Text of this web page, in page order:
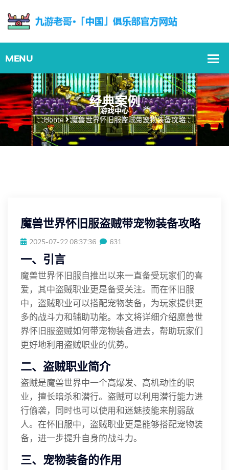
经典案例
Home 魔兽世界怀旧服盗贼带宠物装备攻略
魔兽世界怀旧服盗贼带宠物装备攻略
2025-07-22 08:37:36 631
一、引言
魔兽世界怀旧服自推出以来一直备受玩家们的喜
爱，其中盗贼职业更是备受关注。而在怀旧服
中，盗贼职业可以搭配宠物装备，为玩家提供更
多的战斗力和辅助功能。本文将详细介绍魔兽世
界怀旧服盗贼如何带宠物装备进去，帮助玩家们
更好地利用盗贼职业的优势。
二、盗贼职业简介
盗贼是魔兽世界中一个高爆发、高机动性的职
业，擅长暗杀和潜行。盗贼可以利用潜行能力进
行偷袭，同时也可以使用和迷魅技能来削弱敌
人。在怀旧服中，盗贼职业更是能够搭配宠物装
备，进一步提升自身的战斗力。
三、宠物装备的作用